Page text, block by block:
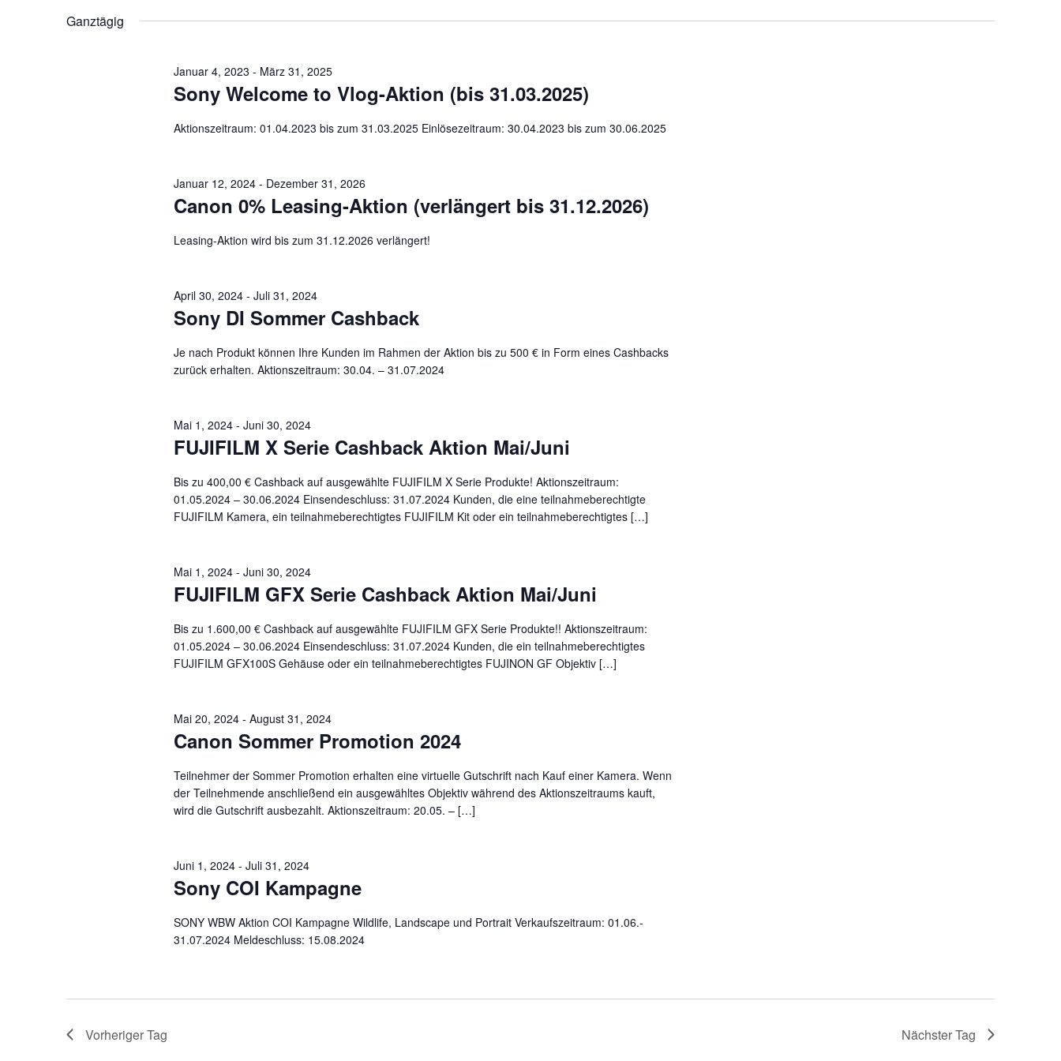
Juni
nach
wählen.
Ganztägig
Sony Welcome to Vlog-Aktion (bis 31.03.2025)
Januar 4, 2023 - März 31, 2025
Aktionszeitraum: 01.04.2023 bis zum 31.03.2025 Einlösezeitraum: 30.04.2023 bis zum 30.06.2025
Canon 0% Leasing-Aktion (verlängert bis 31.12.2026)
Januar 12, 2024- Dezember 31, 2026
Leasing-Aktion wird bis zum 31.12.2026 verlängert!
Sony DI Sommer Cashback
April 30, 2024- Juli 31, 2024
Je nach Produkt können Ihre Kunden im Rahmen der Aktion bis zu 500 € in Form eines Cashbacks
zurück erhalten. Aktionszeitraum: 30.04. – 31.07.2024
FUJIFILM X Serie Cashback Aktion Mai/Juni
Mai 1, 2024- Juni 30, 2024
Bis zu 400,00 € Cashback auf ausgewählte FUJIFILM X Serie Produkte! Aktionszeitraum:
01.05.2024 – 30.06.2024 Einsendeschluss: 31.07.2024 Kunden, die eine teilnahmeberechtigte
FUJIFILM Kamera, ein teilnahmeberechtigtes FUJIFILM Kit oder ein teilnahmeberechtigtes […]
FUJIFILM GFX Serie Cashback Aktion Mai/Juni
Mai 1, 2024- Juni 30, 2024
Bis zu 1.600,00 € Cashback auf ausgewählte FUJIFILM GFX Serie Produkte!! Aktionszeitraum:
01.05.2024 – 30.06.2024 Einsendeschluss: 31.07.2024 Kunden, die ein teilnahmeberechtigtes
FUJIFILM GFX100S Gehäuse oder ein teilnahmeberechtigtes FUJINON GF Objektiv […]
Canon Sommer Promotion 2024
Mai 20, 2024- August 31, 2024
Teilnehmer der Sommer Promotion erhalten eine virtuelle Gutschrift nach Kauf einer Kamera. Wenn
der Teilnehmende anschließend ein ausgewähltes Objektiv während des Aktionszeitraums kauft,
wird die Gutschrift ausbezahlt. Aktionszeitraum: 20.05. – […]
Sony COI Kampagne
Juni 1, 2024- Juli 31, 2024
SONY WBW Aktion COI Kampagne Wildlife, Landscape und Portrait Verkaufszeitraum: 01.06.-
31.07.2024 Meldeschluss: 15.08.2024
Vorheriger Tag Nächster Tag